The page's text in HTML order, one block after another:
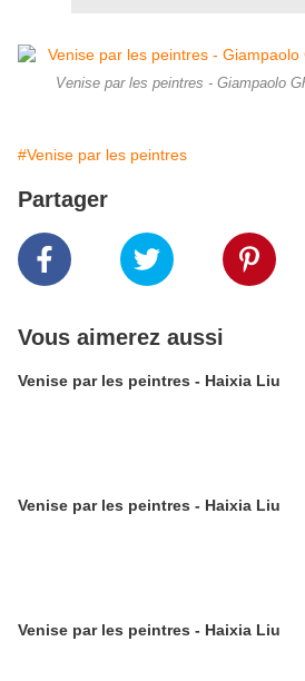
Venise par les peintres - Giampaolo
#Venise par les peintres
Partager
Vous aimerez aussi
Venise par les peintres - Haixia Liu
Venise par les peintres - Haixia Liu
Venise par les peintres - Haixia Liu